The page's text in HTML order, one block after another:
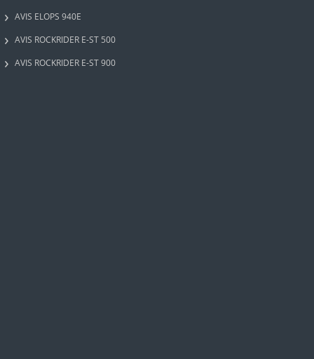
AVIS ELOPS 940E
AVIS ROCKRIDER E-ST 500
AVIS ROCKRIDER E-ST 900